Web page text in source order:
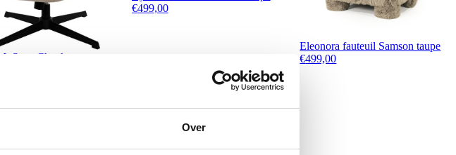
Over
Chuck
€499,00
Eleonora fauteuil Samson taupe
€499,00
€20,- shoptegoed